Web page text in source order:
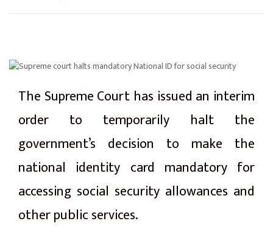
The Supreme Court has issued an interim
order to temporarily halt the
government’s decision to make the
national identity card mandatory for
accessing social security allowances and
other public services.